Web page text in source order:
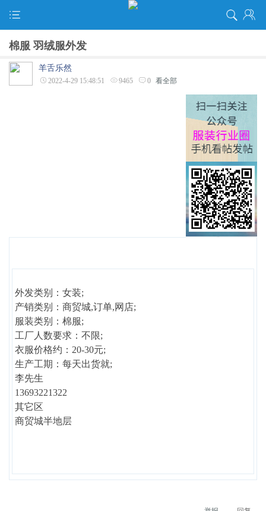
棉服 羽绒服外发
羊舌乐然
2022-4-29 15:48:51 9465 0 看全部
外发类别：女装;
产销类别：商贸城,订单,网店;
服装类别：棉服;
工厂人数要求：不限;
衣服价格约：20-30元;
生产工期：每天出货就;
李先生
13693221322
其它区
商贸城半地层